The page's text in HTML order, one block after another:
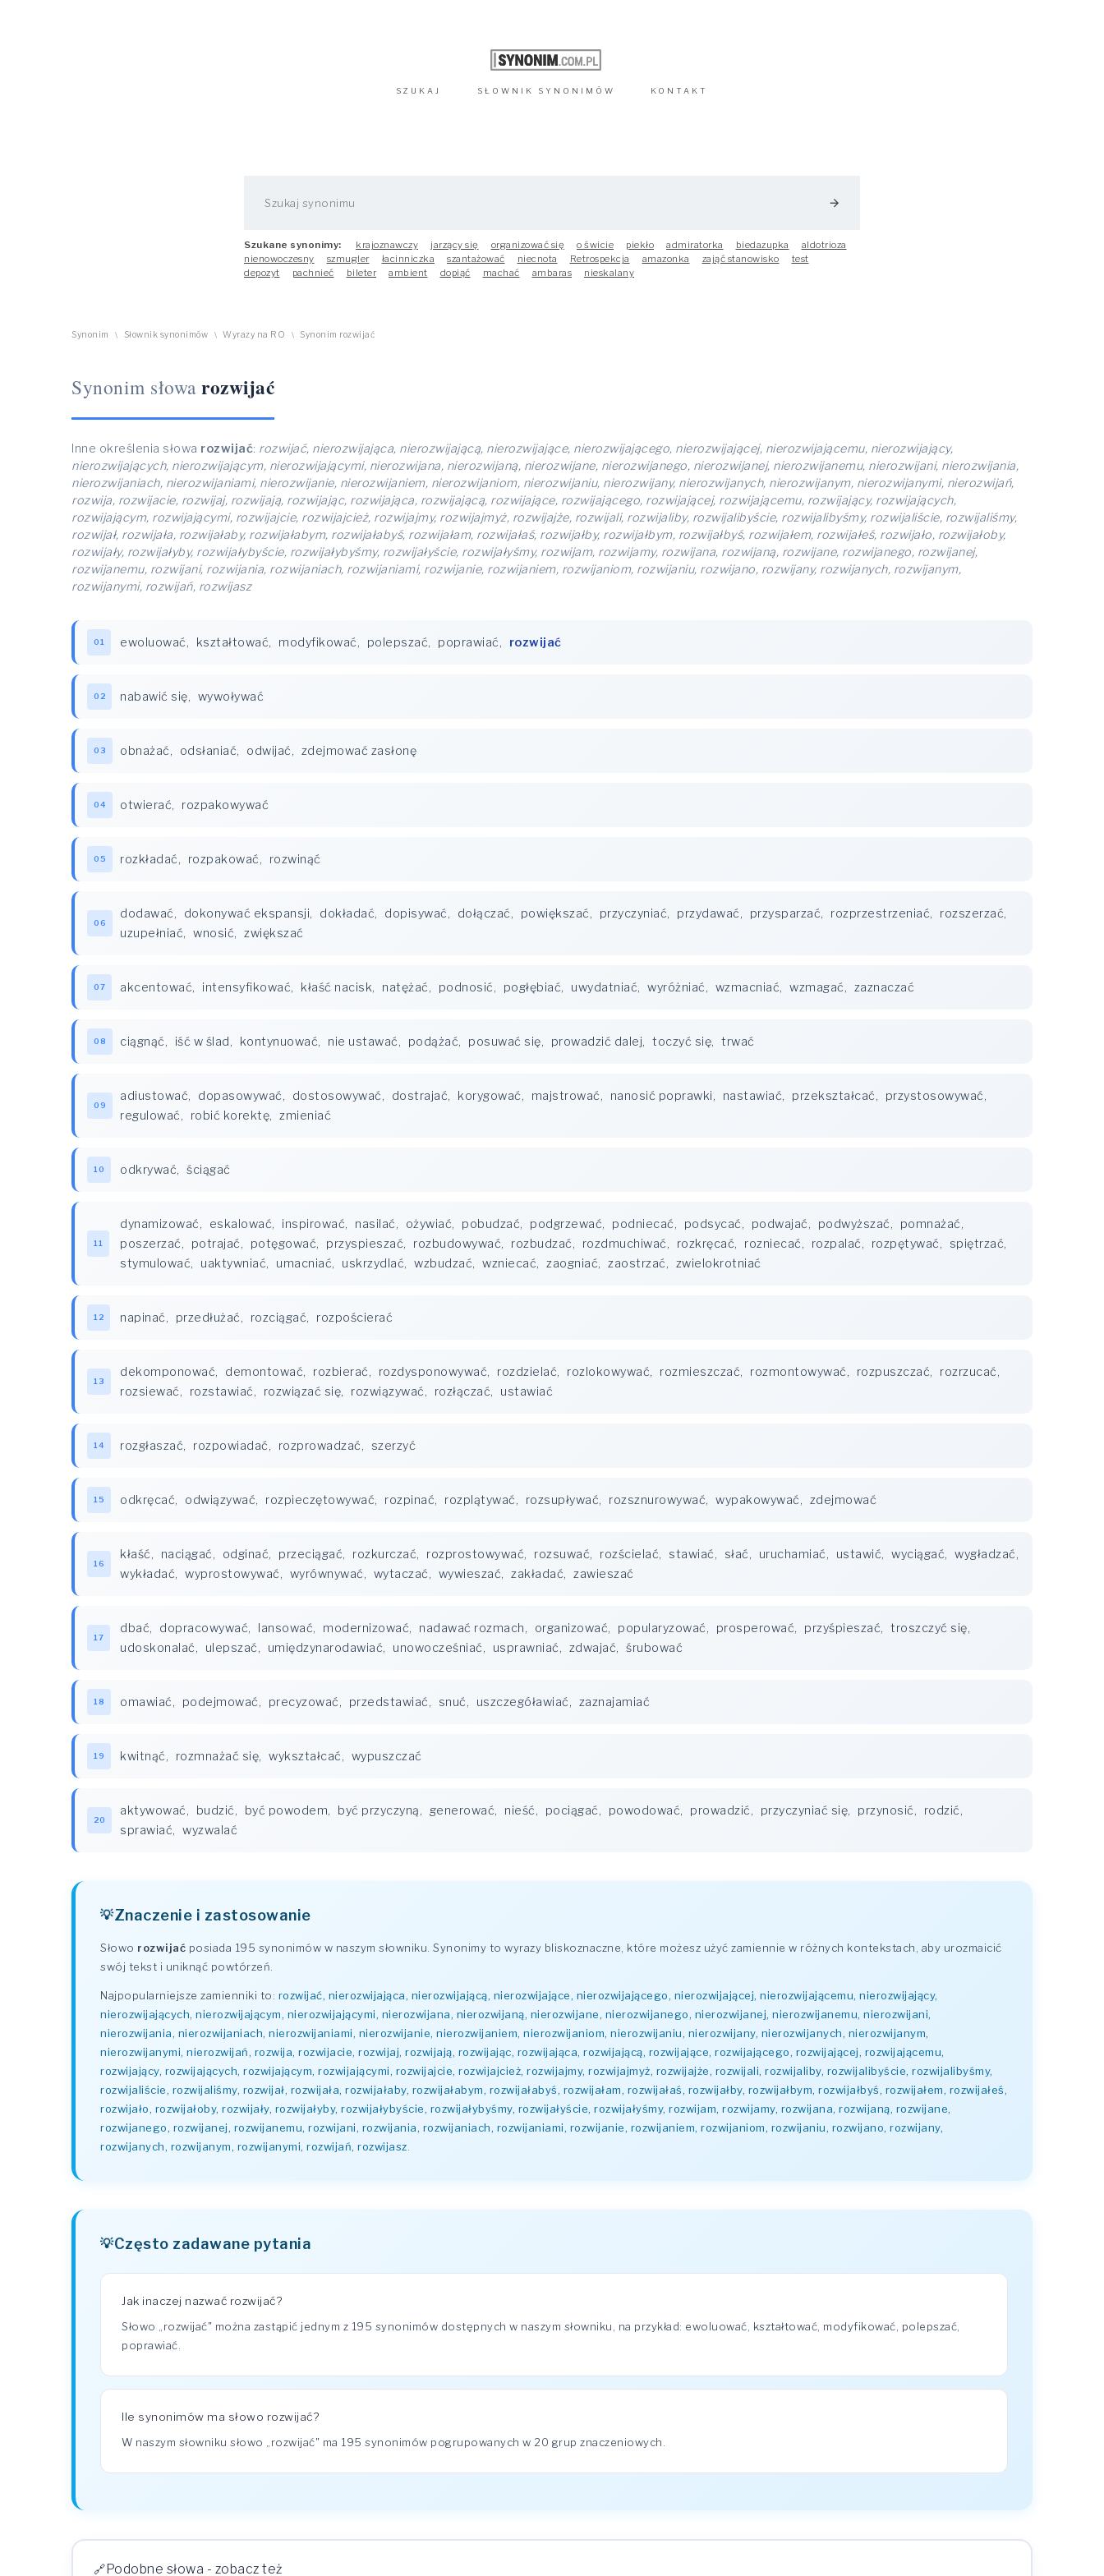
SZUKAJ SŁOWNIK SYNONIMÓW KONTAKT
arrow_forward
Szukane synonimy: krajoznawczy jarzący się organizować się o świcie piekło admiratorka biedazupka
aldotrioza
nienowoczesny
szmugler łacinniczka szantażować niecnota Retrospekcja amazonka zająć stanowisko
test
depozyt
pachnieć bileter ambient dopiąć machać ambaras nieskalany
Synonim \ Słownik synonimów \ Wyrazy na RO \ Synonim rozwijać
Synonim słowa rozwijać
Inne określenia słowa rozwijać: rozwijać, nierozwijająca, nierozwijającą, nierozwijające, nierozwijającego, nierozwijającej, nierozwijającemu, nierozwijający,
nierozwijających, nierozwijającym, nierozwijającymi, nierozwijana, nierozwijaną, nierozwijane, nierozwijanego, nierozwijanej, nierozwijanemu, nierozwijani, nierozwijania,
nierozwijaniach, nierozwijaniami, nierozwijanie, nierozwijaniem, nierozwijaniom, nierozwijaniu, nierozwijany, nierozwijanych, nierozwijanym, nierozwijanymi, nierozwijań,
rozwija, rozwijacie, rozwijaj, rozwijają, rozwijając, rozwijająca, rozwijającą, rozwijające, rozwijającego, rozwijającej, rozwijającemu, rozwijający, rozwijających,
rozwijającym, rozwijającymi, rozwijajcie, rozwijajcież, rozwijajmy, rozwijajmyż, rozwijajże, rozwijali, rozwijaliby, rozwijalibyście, rozwijalibyśmy, rozwijaliście, rozwijaliśmy,
rozwijał, rozwijała, rozwijałaby, rozwijałabym, rozwijałabyś, rozwijałam, rozwijałaś, rozwijałby, rozwijałbym, rozwijałbyś, rozwijałem, rozwijałeś, rozwijało, rozwijałoby,
rozwijały, rozwijałyby, rozwijałybyście, rozwijałybyśmy, rozwijałyście, rozwijałyśmy, rozwijam, rozwijamy, rozwijana, rozwijaną, rozwijane, rozwijanego, rozwijanej,
rozwijanemu, rozwijani, rozwijania, rozwijaniach, rozwijaniami, rozwijanie, rozwijaniem, rozwijaniom, rozwijaniu, rozwijano, rozwijany, rozwijanych, rozwijanym,
rozwijanymi, rozwijań, rozwijasz
01 ewoluować, kształtować, modyfikować, polepszać, poprawiać, rozwijać
02 nabawić się, wywoływać
03 obnażać, odsłaniać, odwijać, zdejmować zasłonę
04 otwierać, rozpakowywać
05 rozkładać, rozpakować, rozwinąć
06
dodawać, dokonywać ekspansji, dokładać, dopisywać, dołączać, powiększać, przyczyniać, przydawać, przysparzać, rozprzestrzeniać, rozszerzać,
uzupełniać, wnosić, zwiększać
07 akcentować, intensyfikować, kłaść nacisk, natężać, podnosić, pogłębiać, uwydatniać, wyróżniać, wzmacniać, wzmagać, zaznaczać
08 ciągnąć, iść w ślad, kontynuować, nie ustawać, podążać, posuwać się, prowadzić dalej, toczyć się, trwać
09
adiustować, dopasowywać, dostosowywać, dostrajać, korygować, majstrować, nanosić poprawki, nastawiać, przekształcać, przystosowywać,
regulować, robić korektę, zmieniać
10 odkrywać, ściągać
11
dynamizować, eskalować, inspirować, nasilać, ożywiać, pobudzać, podgrzewać, podniecać, podsycać, podwajać, podwyższać, pomnażać,
poszerzać, potrajać, potęgować, przyspieszać, rozbudowywać, rozbudzać, rozdmuchiwać, rozkręcać, rozniecać, rozpalać, rozpętywać, spiętrzać,
stymulować, uaktywniać, umacniać, uskrzydlać, wzbudzać, wzniecać, zaogniać, zaostrzać, zwielokrotniać
12 napinać, przedłużać, rozciągać, rozpościerać
13
dekomponować, demontować, rozbierać, rozdysponowywać, rozdzielać, rozlokowywać, rozmieszczać, rozmontowywać, rozpuszczać, rozrzucać,
rozsiewać, rozstawiać, rozwiązać się, rozwiązywać, rozłączać, ustawiać
14 rozgłaszać, rozpowiadać, rozprowadzać, szerzyć
15 odkręcać, odwiązywać, rozpieczętowywać, rozpinać, rozplątywać, rozsupływać, rozsznurowywać, wypakowywać, zdejmować
16
kłaść, naciągać, odginać, przeciągać, rozkurczać, rozprostowywać, rozsuwać, rozścielać, stawiać, słać, uruchamiać, ustawić, wyciągać, wygładzać,
wykładać, wyprostowywać, wyrównywać, wytaczać, wywieszać, zakładać, zawieszać
17
dbać, dopracowywać, lansować, modernizować, nadawać rozmach, organizować, popularyzować, prosperować, przyśpieszać, troszczyć się,
udoskonalać, ulepszać, umiędzynarodawiać, unowocześniać, usprawniać, zdwajać, śrubować
18 omawiać, podejmować, precyzować, przedstawiać, snuć, uszczegóławiać, zaznajamiać
19 kwitnąć, rozmnażać się, wykształcać, wypuszczać
20
aktywować, budzić, być powodem, być przyczyną, generować, nieść, pociągać, powodować, prowadzić, przyczyniać się, przynosić, rodzić,
sprawiać, wyzwalać
Znaczenie i zastosowanie
Słowo rozwijać posiada 195 synonimów w naszym słowniku. Synonimy to wyrazy bliskoznaczne, które możesz użyć zamiennie w różnych kontekstach, aby urozmaicić
swój tekst i uniknąć powtórzeń.
Najpopularniejsze zamienniki to: rozwijać, nierozwijająca, nierozwijającą, nierozwijające, nierozwijającego, nierozwijającej, nierozwijającemu, nierozwijający,
nierozwijających, nierozwijającym, nierozwijającymi, nierozwijana, nierozwijaną, nierozwijane, nierozwijanego, nierozwijanej, nierozwijanemu, nierozwijani,
nierozwijania, nierozwijaniach, nierozwijaniami, nierozwijanie, nierozwijaniem, nierozwijaniom, nierozwijaniu, nierozwijany, nierozwijanych, nierozwijanym,
nierozwijanymi, nierozwijań, rozwija, rozwijacie, rozwijaj, rozwijają, rozwijając, rozwijająca, rozwijającą, rozwijające, rozwijającego, rozwijającej, rozwijającemu,
rozwijający, rozwijających, rozwijającym, rozwijającymi, rozwijajcie, rozwijajcież, rozwijajmy, rozwijajmyż, rozwijajże, rozwijali, rozwijaliby, rozwijalibyście, rozwijalibyśmy,
rozwijaliście, rozwijaliśmy, rozwijał, rozwijała, rozwijałaby, rozwijałabym, rozwijałabyś, rozwijałam, rozwijałaś, rozwijałby, rozwijałbym, rozwijałbyś, rozwijałem, rozwijałeś,
rozwijało, rozwijałoby, rozwijały, rozwijałyby, rozwijałybyście, rozwijałybyśmy, rozwijałyście, rozwijałyśmy, rozwijam, rozwijamy, rozwijana, rozwijaną, rozwijane,
rozwijanego, rozwijanej, rozwijanemu, rozwijani, rozwijania, rozwijaniach, rozwijaniami, rozwijanie, rozwijaniem, rozwijaniom, rozwijaniu, rozwijano, rozwijany,
rozwijanych, rozwijanym, rozwijanymi, rozwijań, rozwijasz
Często zadawane pytania
Jak inaczej nazwać rozwijać?
Słowo „rozwijać" można zastąpić jednym z 195 synonimów dostępnych w naszym słowniku, na przykład: ewoluować, kształtować, modyfikować, polepszać,
poprawiać.
Ile synonimów ma słowo rozwijać?
W naszym słowniku słowo „rozwijać" ma 195 synonimów pogrupowanych w 20 grup znaczeniowych.
Podobne słowa - zobacz też